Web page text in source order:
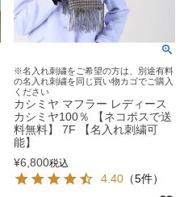
※名入れ刺繍をご希望の方は、別途有料
の名入れ刺繍を同じ買い物カゴでご購入
ください
カシミヤ マフラー レディース
カシミヤ100％ 【ネコポスで送
料無料】 7F 【名入れ刺繍可
能】
¥6,800税込
4.40 （5件）